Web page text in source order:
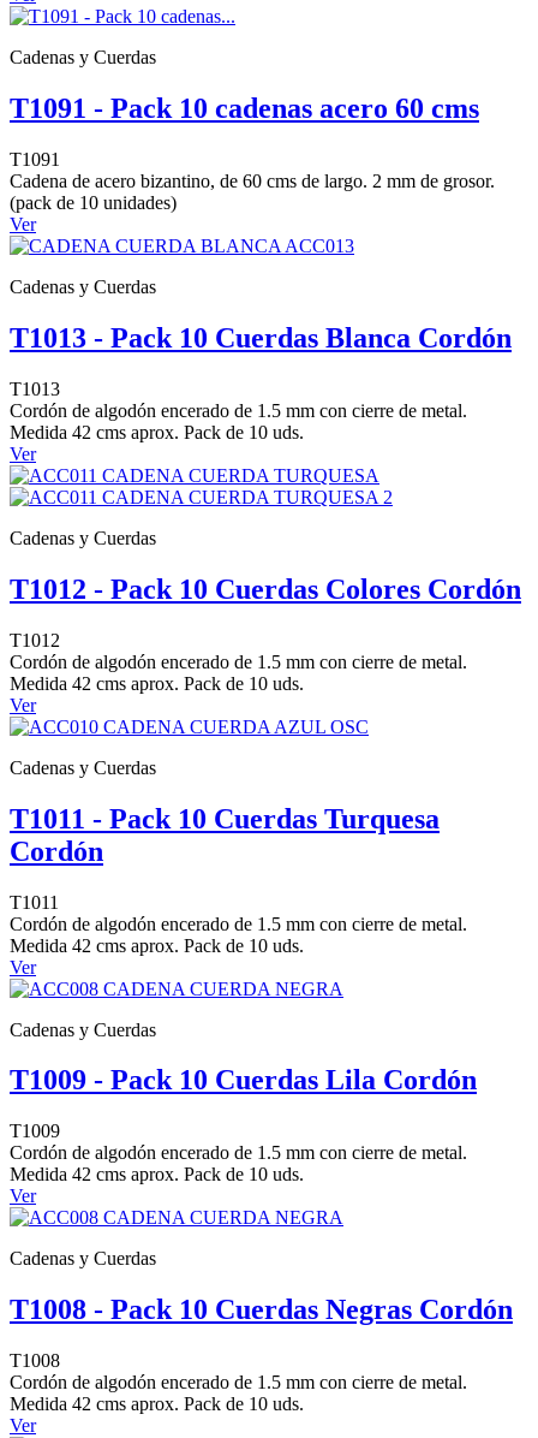
Cadenas y Cuerdas
T1091 - Pack 10 cadenas acero 60 cms
T1091
Cadena de acero bizantino, de 60 cms de largo. 2 mm de grosor.
(pack de 10 unidades)
Ver
Cadenas y Cuerdas
T1013 - Pack 10 Cuerdas Blanca Cordón
T1013
Cordón de algodón encerado de 1.5 mm con cierre de metal.
Medida 42 cms aprox. Pack de 10 uds.
Ver
Cadenas y Cuerdas
T1012 - Pack 10 Cuerdas Colores Cordón
T1012
Cordón de algodón encerado de 1.5 mm con cierre de metal.
Medida 42 cms aprox. Pack de 10 uds.
Ver
Cadenas y Cuerdas
T1011 - Pack 10 Cuerdas Turquesa
Cordón
T1011
Cordón de algodón encerado de 1.5 mm con cierre de metal.
Medida 42 cms aprox. Pack de 10 uds.
Ver
Cadenas y Cuerdas
T1009 - Pack 10 Cuerdas Lila Cordón
T1009
Cordón de algodón encerado de 1.5 mm con cierre de metal.
Medida 42 cms aprox. Pack de 10 uds.
Ver
Cadenas y Cuerdas
T1008 - Pack 10 Cuerdas Negras Cordón
T1008
Cordón de algodón encerado de 1.5 mm con cierre de metal.
Medida 42 cms aprox. Pack de 10 uds.
Ver